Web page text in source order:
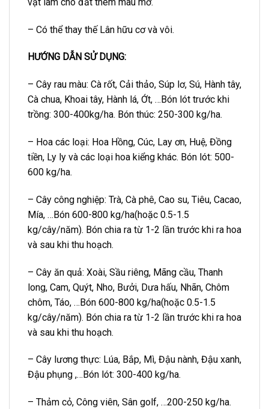
– Có thể thay thế Lân hữu cơ và vôi.
HƯỚNG DẪN SỬ DỤNG:
– Cây rau màu: Cà rốt, Cải thảo, Súp lơ, Sú, Hành tây,
Cà chua, Khoai tây, Hành lá, Ớt, …Bón lót trước khi
trồng: 300-400kg/ha. Bón thúc: 250-300 kg/ha.
– Hoa các loại: Hoa Hồng, Cúc, Lay ơn, Huệ, Đồng
tiền, Ly ly và các loại hoa kiểng khác. Bón lót: 500-
600 kg/ha.
– Cây công nghiệp: Trà, Cà phê, Cao su, Tiêu, Cacao,
Mía, …Bón 600-800 kg/ha(hoặc 0.5-1.5
kg/cây/năm). Bón chia ra từ 1-2 lần trước khi ra hoa
và sau khi thu hoạch.
– Cây ăn quả: Xoài, Sầu riêng, Mãng cầu, Thanh
long, Cam, Quýt, Nho, Bưởi, Dưa hấu, Nhãn, Chôm
chôm, Táo, …Bón 600-800 kg/ha(hoặc 0.5-1.5
kg/cây/năm). Bón chia ra từ 1-2 lần trước khi ra hoa
và sau khi thu hoạch.
– Cây lương thực: Lúa, Bắp, Mì, Đậu nành, Đậu xanh,
Đậu phụng ,…Bón lót: 300-400 kg/ha.
– Thảm cỏ, Công viên, Sân golf, …200-250 kg/ha.